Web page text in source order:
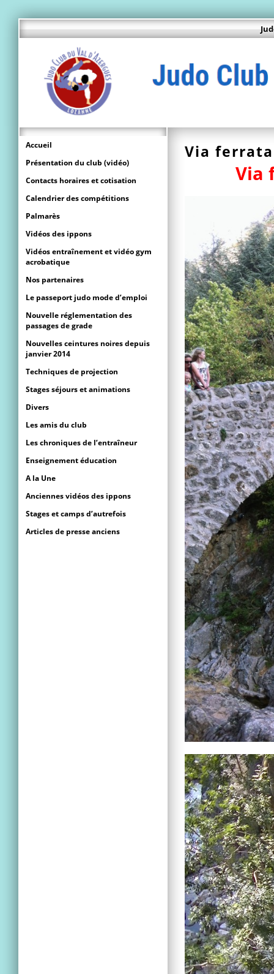
Via ferrata
Via
Accueil
Présentation du club (vidéo)
Contacts horaires et cotisation
Calendrier des compétitions
Palmarès
Vidéos des ippons
Vidéos entraînement et vidéo gym
acrobatique
Nos partenaires
Le passeport judo mode d’emploi
Nouvelle réglementation des
passages de grade
Nouvelles ceintures noires depuis
janvier 2014
Techniques de projection
Stages séjours et animations
Divers
Les amis du club
Les chroniques de l’entraîneur
Enseignement éducation
A la Une
Anciennes vidéos des ippons
Stages et camps d’autrefois
Articles de presse anciens